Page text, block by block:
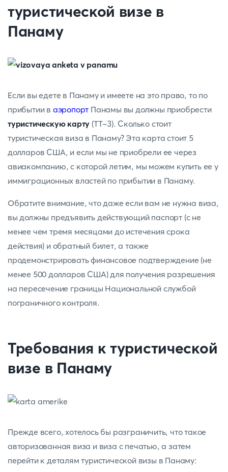
туристической визе в
Панаму
Если вы едете в Панаму и имеете на это право, то по
прибытии в аэропорт Панамы вы должны приобрести
туристическую карту (TT-3). Сколько стоит
туристическая виза в Панаму? Эта карта стоит 5
долларов США, и если мы не приобрели ее через
авиакомпанию, с которой летим, мы можем купить ее у
иммиграционных властей по прибытии в Панаму.
Обратите внимание, что даже если вам не нужна виза,
вы должны предъявить действующий паспорт (с не
менее чем тремя месяцами до истечения срока
действия) и обратный билет, а также
продемонстрировать финансовое подтверждение (не
менее 500 долларов США) для получения разрешения
на пересечение границы Национальной службой
пограничного контроля.
Требования к туристической
визе в Панаму
Прежде всего, хотелось бы разграничить, что такое
авторизованная виза и виза с печатью, а затем
перейти к деталям туристической визы в Панаму: